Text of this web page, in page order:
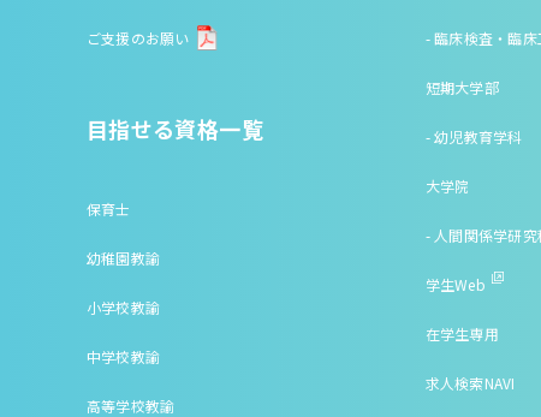
ご支援のお願い
目指せる資格一覧
保育士
幼稚園教諭
小学校教諭
中学校教諭
高等学校教諭
- 臨床検査・臨
短期大学部
- 幼児教育学科
大学院
- 人間関係学研究
学生Web
在学生専用
求人検索NAVI